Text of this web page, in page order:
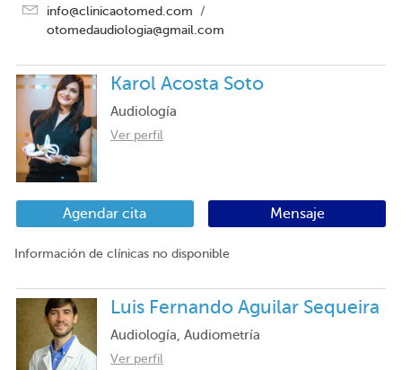
info@clinicaotomed.com /
otomedaudiologia@gmail.com
Karol Acosta Soto
Audiología
Ver perfil
Agendar cita Mensaje
Información de clínicas no disponible
Luis Fernando Aguilar Sequeira
Audiología, Audiometría
Ver perfil